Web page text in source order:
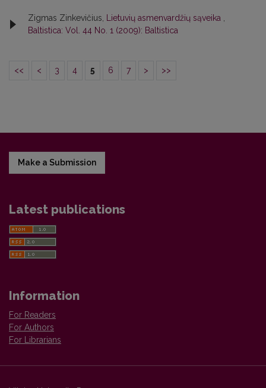
Zigmas Zinkevičius, Lietuvių asmenvardžių sąveika ,
Baltistica: Vol. 44 No. 1 (2009): Baltistica
<< < 3 4 5 6 7 > >>
Make a Submission
Latest publications
Information
For Readers
For Authors
For Librarians